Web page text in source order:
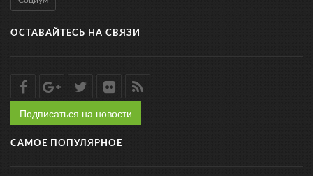
ОСТАВАЙТЕСЬ НА СВЯЗИ
Подписаться на новости
САМОЕ ПОПУЛЯРНОЕ